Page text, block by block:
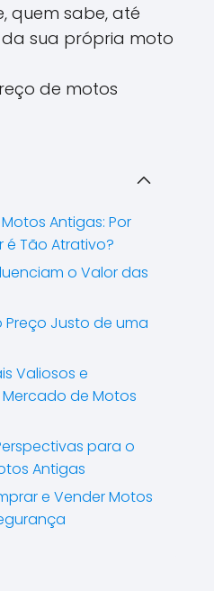
quem sabe, até
sua própria moto
Antigas: Por
Tão Atrativo?
o Valor das
Preço Justo de uma
Valiosos e
de Motos
para o
Antigas
e Vender Motos